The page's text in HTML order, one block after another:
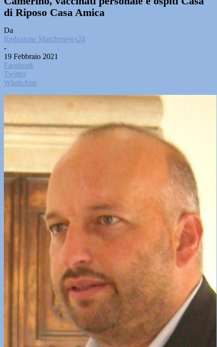
di Riposo Casa Amica
Da
Redazione Marchenews24
-
19 Febbraio 2021
Facebook
Twitter
WhatsApp